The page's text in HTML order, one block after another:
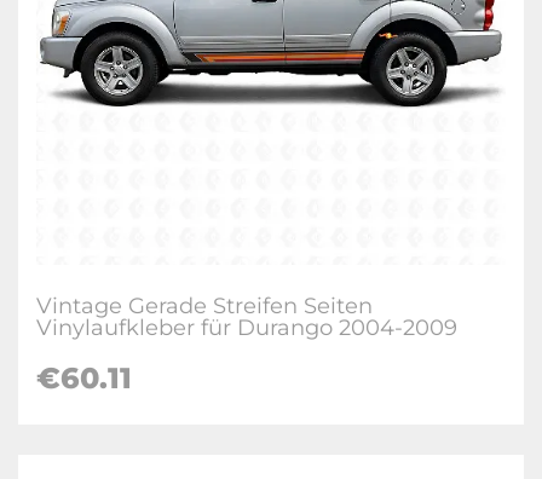
Vintage Gerade Streifen Seiten
Vinylaufkleber für Durango 2004-2009
€60.11